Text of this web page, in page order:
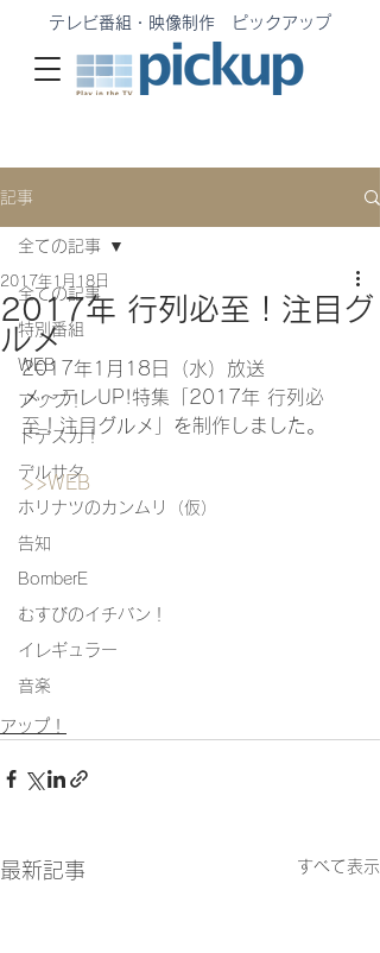
テレビ番組・映像制作 ピックアップ
記事
全ての記事
特別番組
WEB
アップ！
ドデスカ！
デルサタ
ホリナツのカンムリ（仮）
告知
BomberE
むすびのイチバン！
イレギュラー
音楽
全ての記事
2017年 行列必至！注目グ
ルメ
2017年1月18日
2017年1月18日（水）放送
メ〜テレUP!特集「2017年 行列必
至！注目グルメ」を制作しました。
>>WEB
アップ！
最新記事 すべて表示